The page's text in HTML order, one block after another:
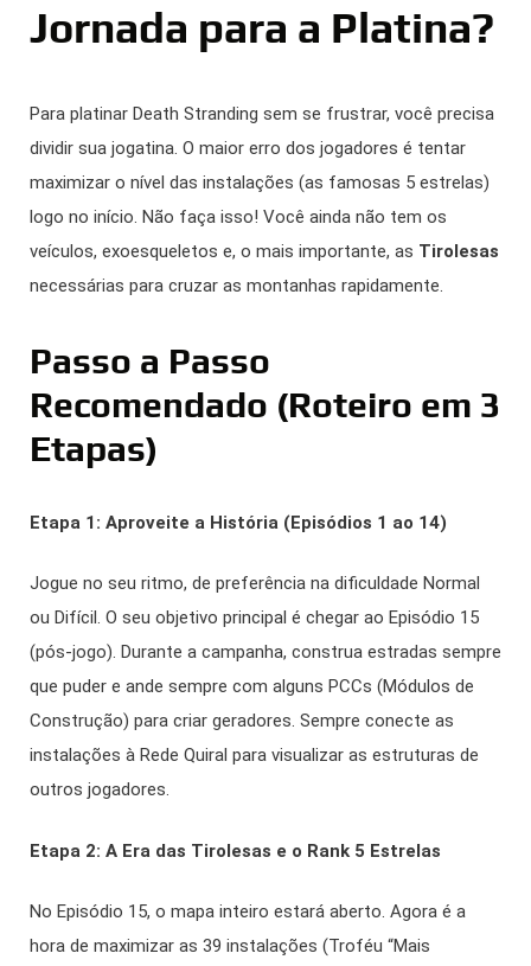
Jornada para a Platina?
Para platinar Death Stranding sem se frustrar, você precisa
dividir sua jogatina. O maior erro dos jogadores é tentar
maximizar o nível das instalações (as famosas 5 estrelas)
logo no início. Não faça isso! Você ainda não tem os
veículos, exoesqueletos e, o mais importante, as Tirolesas
necessárias para cruzar as montanhas rapidamente.
Passo a Passo
Recomendado (Roteiro em 3
Etapas)
Etapa 1: Aproveite a História (Episódios 1 ao 14)
Jogue no seu ritmo, de preferência na dificuldade Normal
ou Difícil. O seu objetivo principal é chegar ao Episódio 15
(pós-jogo). Durante a campanha, construa estradas sempre
que puder e ande sempre com alguns PCCs (Módulos de
Construção) para criar geradores. Sempre conecte as
instalações à Rede Quiral para visualizar as estruturas de
outros jogadores.
Etapa 2: A Era das Tirolesas e o Rank 5 Estrelas
No Episódio 15, o mapa inteiro estará aberto. Agora é a
hora de maximizar as 39 instalações (Troféu “Mais